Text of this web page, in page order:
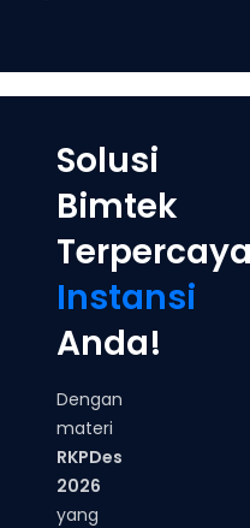
Solusi
Bimtek
Instansi
Anda!
Dengan
materi
RKPDes
2026
yang